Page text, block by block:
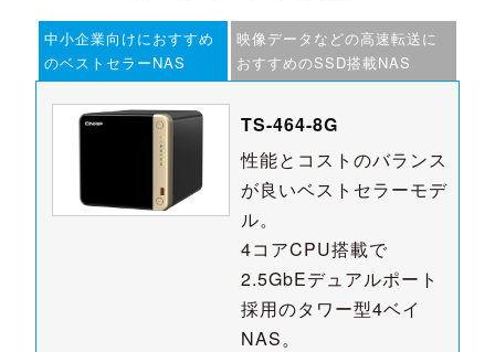
メディア掲載
中小企業向けにおすすめ
のベストセラーNAS
映像データなどの高速転送に
おすすめのSSD搭載NAS
TS-464-8G
性能とコストのバランス
が良いベストセラーモデ
ル。
4コアCPU搭載で
2.5GbEデュアルポート
採用のタワー型4ベイ
NAS。